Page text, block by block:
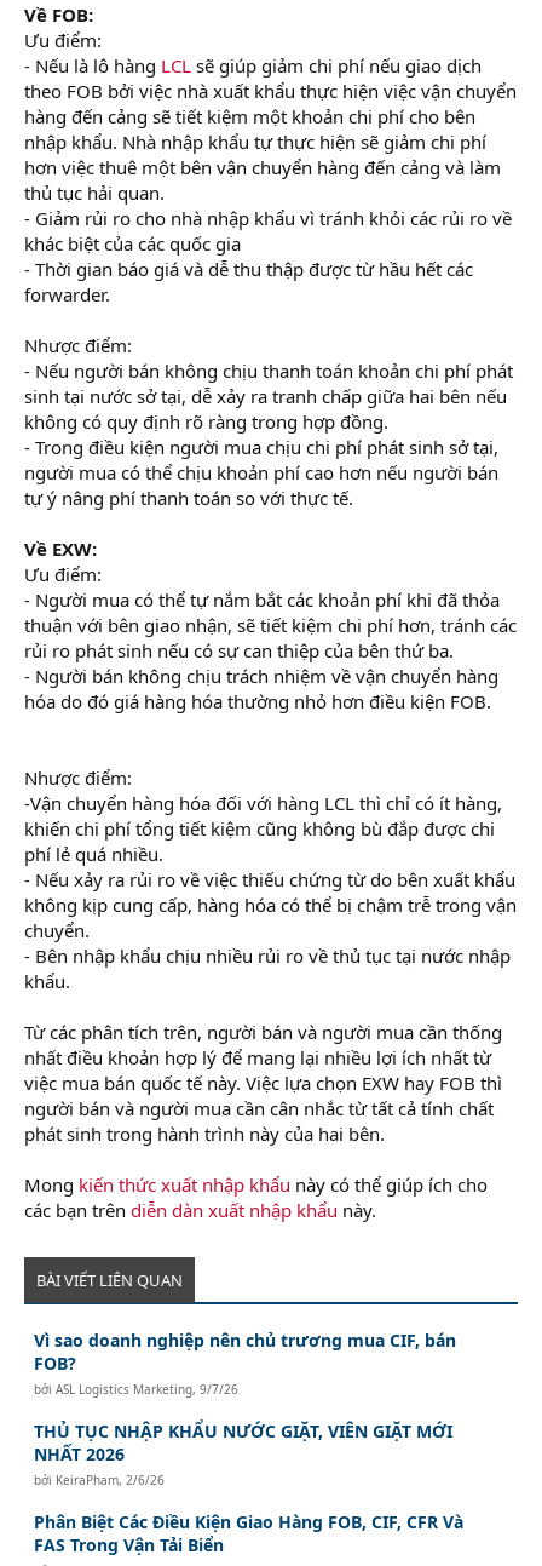
Về FOB:
Ưu điểm:
- Nếu là lô hàng LCL sẽ giúp giảm chi phí nếu giao dịch
theo FOB bởi việc nhà xuất khẩu thực hiện việc vận chuyển
hàng đến cảng sẽ tiết kiệm một khoản chi phí cho bên
nhập khẩu. Nhà nhập khẩu tự thực hiện sẽ giảm chi phí
hơn việc thuê một bên vận chuyển hàng đến cảng và làm
thủ tục hải quan.
- Giảm rủi ro cho nhà nhập khẩu vì tránh khỏi các rủi ro về
khác biệt của các quốc gia
- Thời gian báo giá và dễ thu thập được từ hầu hết các
forwarder.
Nhược điểm:
- Nếu người bán không chịu thanh toán khoản chi phí phát
sinh tại nước sở tại, dễ xảy ra tranh chấp giữa hai bên nếu
không có quy định rõ ràng trong hợp đồng.
- Trong điều kiện người mua chịu chi phí phát sinh sở tại,
người mua có thể chịu khoản phí cao hơn nếu người bán
tự ý nâng phí thanh toán so với thực tế.
Về EXW:
Ưu điểm:
- Người mua có thể tự nắm bắt các khoản phí khi đã thỏa
thuận với bên giao nhận, sẽ tiết kiệm chi phí hơn, tránh các
rủi ro phát sinh nếu có sự can thiệp của bên thứ ba.
- Người bán không chịu trách nhiệm về vận chuyển hàng
hóa do đó giá hàng hóa thường nhỏ hơn điều kiện FOB.
Nhược điểm:
-Vận chuyển hàng hóa đối với hàng LCL thì chỉ có ít hàng,
khiến chi phí tổng tiết kiệm cũng không bù đắp được chi
phí lẻ quá nhiều.
- Nếu xảy ra rủi ro về việc thiếu chứng từ do bên xuất khẩu
không kịp cung cấp, hàng hóa có thể bị chậm trễ trong vận
chuyển.
- Bên nhập khẩu chịu nhiều rủi ro về thủ tục tại nước nhập
khẩu.
Từ các phân tích trên, người bán và người mua cần thống
nhất điều khoản hợp lý để mang lại nhiều lợi ích nhất từ
việc mua bán quốc tế này. Việc lựa chọn EXW hay FOB thì
người bán và người mua cần cân nhắc từ tất cả tính chất
phát sinh trong hành trình này của hai bên.
Mong kiến thức xuất nhập khẩu này có thể giúp ích cho
các bạn trên diễn dàn xuất nhập khẩu này.
BÀI VIẾT LIÊN QUAN
Vì sao doanh nghiệp nên chủ trương mua CIF, bán
FOB?
bởiASL Logistics Marketing,9/7/26
THỦ TỤC NHẬP KHẨU NƯỚC GIẶT, VIÊN GIẶT MỚI
NHẤT 2026
bởi KeiraPham, 2/6/26
Phân Biệt Các Điều Kiện Giao Hàng FOB, CIF, CFR Và
FAS Trong Vận Tải Biển